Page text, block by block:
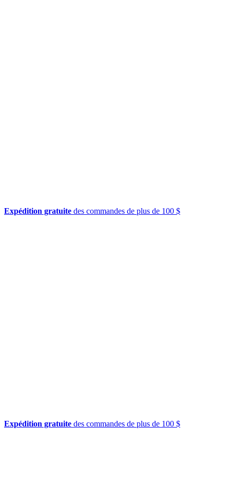
Expédition gratuite des commandes de plus de 100 $
Expédition gratuite des commandes de plus de 100 $